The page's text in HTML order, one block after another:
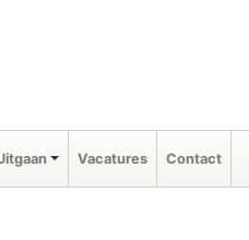
Vacatures Contact